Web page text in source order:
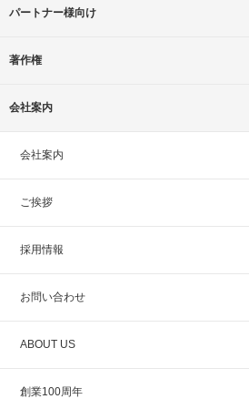
パートナー様向け
著作権
会社案内
会社案内
ご挨拶
採用情報
お問い合わせ
ABOUT US
創業100周年